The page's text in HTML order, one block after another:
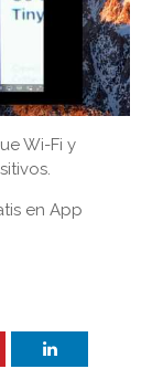
Wi-Fi y
en App